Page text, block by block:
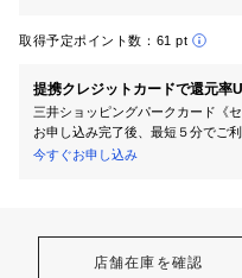
取得予定ポイント数： 61 pt
提携クレジットカードで還元率
三井ショッピングパークカード《
お申し込み完了後、最短５分でご利
今すぐお申し込み
店舗在庫を確認